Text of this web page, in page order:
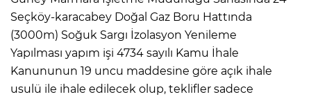
Seçköy-karacabey Doğal Gaz Boru Hattında
(3000m) Soğuk Sargı İzolasyon Yenileme
Yapılması yapım işi 4734 sayılı Kamu İhale
Kanununun 19 uncu maddesine göre açık ihale
usulü ile ihale edilecek olup, teklifler sadece